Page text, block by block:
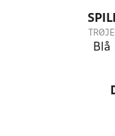
TRØJE
Blå